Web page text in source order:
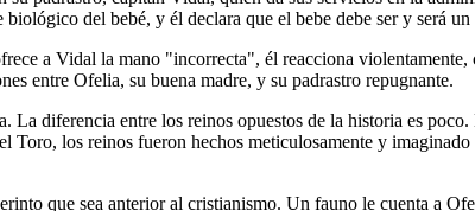
del bebé, y él declara que el bebe debe ser y será
a Vidal la mano "incorrecta", él reacciona violentamente,
entre Ofelia, su buena madre, y su padrastro repugnante.
diferencia entre los reinos opuestos de la historia es
los reinos fueron hechos meticulosamente y imaginado
que sea anterior al cristianismo. Un fauno le cuenta a